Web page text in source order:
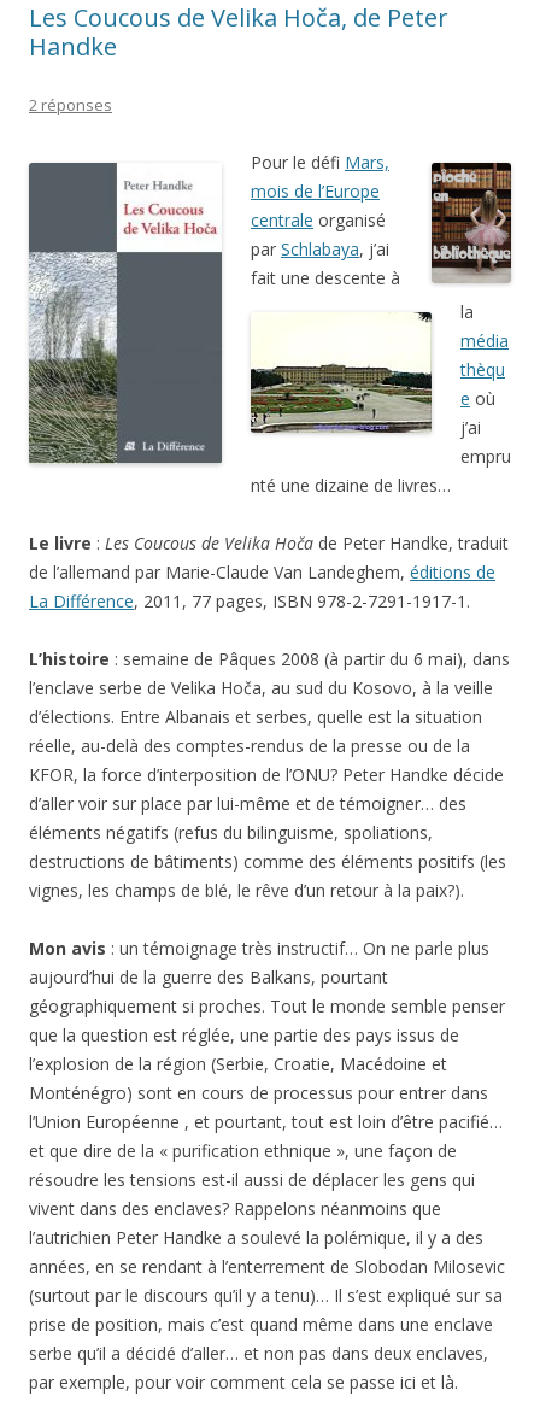
Les Coucous de Velika Hoča, de Peter
Handke
2 réponses
Pour le défi Mars,
mois de l’Europe
centrale organisé
par Schlabaya, j’ai
fait une descente à
la
média
thèqu
e où
j’ai
empru
nté une dizaine de livres…
Le livre : Les Coucous de Velika Hoča de Peter Handke, traduit
de l’allemand par Marie-Claude Van Landeghem, éditions de
La Différence, 2011, 77 pages, ISBN 978-2-7291-1917-1.
L’histoire : semaine de Pâques 2008 (à partir du 6 mai), dans
l’enclave serbe de Velika Hoča, au sud du Kosovo, à la veille
d’élections. Entre Albanais et serbes, quelle est la situation
réelle, au-delà des comptes-rendus de la presse ou de la
KFOR, la force d’interposition de l’ONU? Peter Handke décide
d’aller voir sur place par lui-même et de témoigner… des
éléments négatifs (refus du bilinguisme, spoliations,
destructions de bâtiments) comme des éléments positifs (les
vignes, les champs de blé, le rêve d’un retour à la paix?).
Mon avis : un témoignage très instructif… On ne parle plus
aujourd’hui de la guerre des Balkans, pourtant
géographiquement si proches. Tout le monde semble penser
que la question est réglée, une partie des pays issus de
l’explosion de la région (Serbie, Croatie, Macédoine et
Monténégro) sont en cours de processus pour entrer dans
l’Union Européenne , et pourtant, tout est loin d’être pacifié…
et que dire de la « purification ethnique », une façon de
résoudre les tensions est-il aussi de déplacer les gens qui
vivent dans des enclaves? Rappelons néanmoins que
l’autrichien Peter Handke a soulevé la polémique, il y a des
années, en se rendant à l’enterrement de Slobodan Milosevic
(surtout par le discours qu’il y a tenu)… Il s’est expliqué sur sa
prise de position, mais c’est quand même dans une enclave
serbe qu’il a décidé d’aller… et non pas dans deux enclaves,
par exemple, pour voir comment cela se passe ici et là.